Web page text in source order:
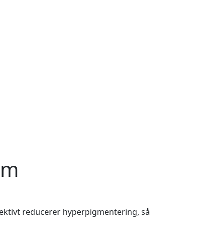
reducerer hyperpigmentering, så